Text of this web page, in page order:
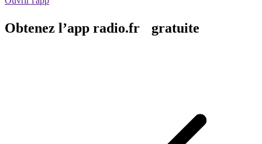
Obtenez l’app radio.fr gratuite